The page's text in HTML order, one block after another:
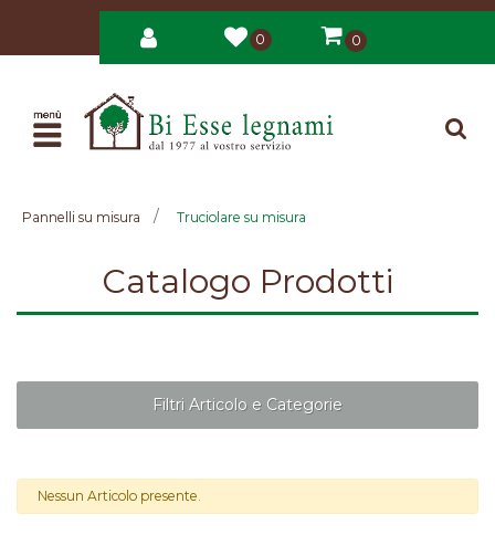
0 0
Open
Pannelli su misura Truciolare su misura
Catalogo Prodotti
Filtri Articolo e Categorie
Nessun Articolo presente.